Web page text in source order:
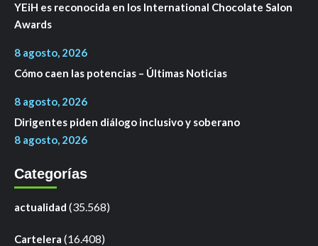
YEiH es reconocida en los International Chocolate Salon
Awards
8 agosto, 2026
Cómo caen las potencias – Últimas Noticias
8 agosto, 2026
Dirigentes piden diálogo inclusivo y soberano
8 agosto, 2026
Categorías
actualidad (35.568)
Cartelera (16.408)